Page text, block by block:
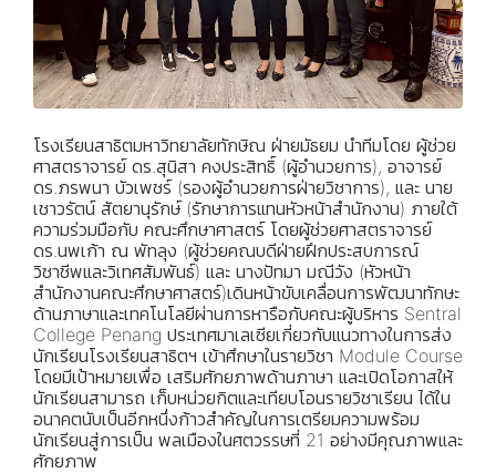
โรงเรียนสาธิตมหาวิทยาลัยทักษิณ ฝ่ายมัธยม นำทีมโดย ผู้ช่วย
ศาสตราจารย์ ดร.สุนิสา คงประสิทธิ์ (ผู้อำนวยการ), อาจารย์
ดร.ภรพนา บัวเพชร์ (รองผู้อำนวยการฝ่ายวิชาการ), และ นาย
เชาวรัตน์ สัตยานุรักษ์ (รักษาการแทนหัวหน้าสำนักงาน) ภายใต้
ความร่วมมือกับ คณะศึกษาศาสตร์ โดยผู้ช่วยศาสตราจารย์
ดร.นพเก้า ณ พัทลุง (ผู้ช่วยคณบดีฝ่ายฝึกประสบการณ์
วิชาชีพและวิเทศสัมพันธ์) และ นางปัทมา มณีวัง (หัวหน้า
สำนักงานคณะศึกษาศาสตร์)เดินหน้าขับเคลื่อนการพัฒนาทักษะ
ด้านภาษาและเทคโนโลยีผ่านการหารือกับคณะผู้บริหาร Sentral
College Penang ประเทศมาเลเซียเกี่ยวกับแนวทางในการส่ง
นักเรียนโรงเรียนสาธิตฯ เข้าศึกษาในรายวิชา Module Course
โดยมีเป้าหมายเพื่อ เสริมศักยภาพด้านภาษา และเปิดโอกาสให้
นักเรียนสามารถ เก็บหน่วยกิตและเทียบโอนรายวิชาเรียน ได้ใน
อนาคตนับเป็นอีกหนึ่งก้าวสำคัญในการเตรียมความพร้อม
นักเรียนสู่การเป็น พลเมืองในศตวรรษที่ 21 อย่างมีคุณภาพและ
ศักยภาพ